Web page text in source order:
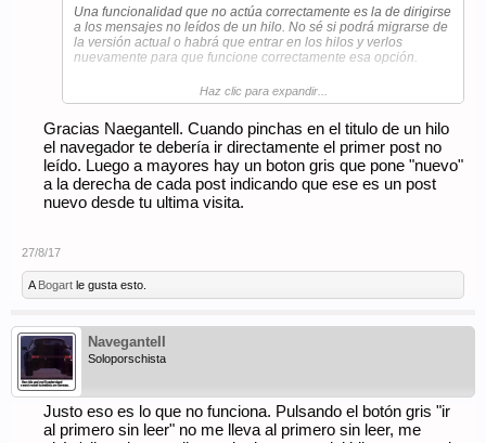
Una funcionalidad que no actúa correctamente es la de dirigirse
a los mensajes no leídos de un hilo. No sé si podrá migrarse de
la versión actual o habrá que entrar en los hilos y verlos
nuevamente para que funcione correctamente esa opción.
Haz clic para expandir...
Gracias Naegantell. Cuando pinchas en el titulo de un hilo
el navegador te debería ir directamente el primer post no
leído. Luego a mayores hay un boton gris que pone "nuevo"
a la derecha de cada post indicando que ese es un post
nuevo desde tu ultima visita.
27/8/17
A Bogart le gusta esto.
NaveganteII
Soloporschista
Justo eso es lo que no funciona. Pulsando el botón gris "ir
al primero sin leer" no me lleva al primero sin leer, me